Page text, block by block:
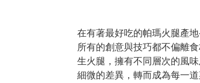
在有著最好吃的帕瑪火腿產
所有的創意與技巧都不偏離
生火腿，擁有不同層次的風
細微的差異，轉而成為每一道